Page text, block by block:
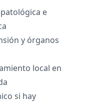
e
y órganos
local en
si hay